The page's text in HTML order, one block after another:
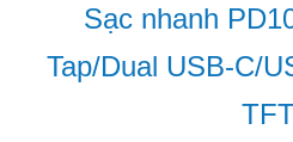
Sạc nhanh
Tap/Dual USB-C/